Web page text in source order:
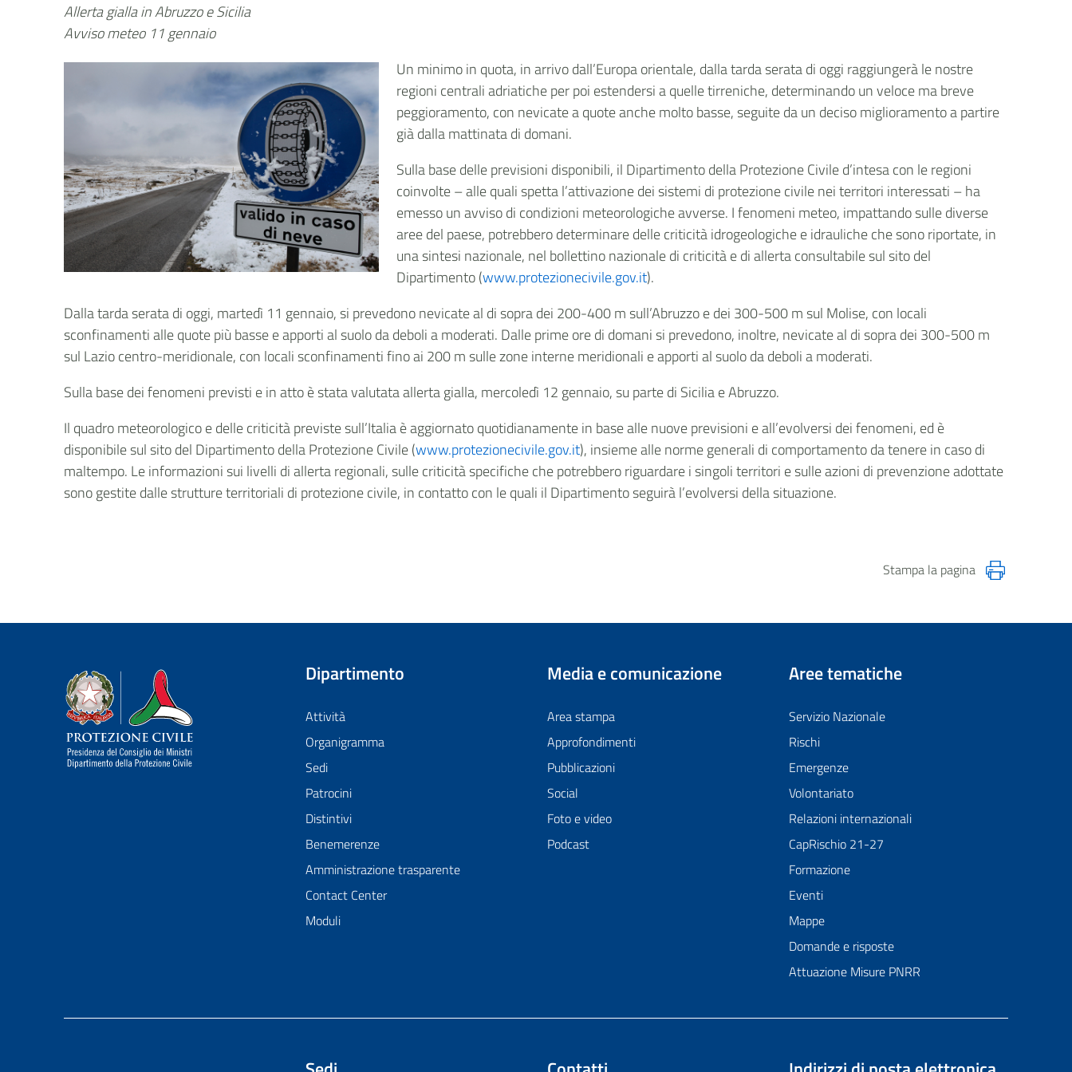
Allerta gialla in Abruzzo e Sicilia
Avviso meteo 11 gennaio
Un minimo in quota, in arrivo dall’Europa orientale, dalla tarda serata di oggi raggiungerà le nostre
regioni centrali adriatiche per poi estendersi a quelle tirreniche, determinando un veloce ma breve
peggioramento, con nevicate a quote anche molto basse, seguite da un deciso miglioramento a partire
già dalla mattinata di domani.
Sulla base delle previsioni disponibili, il Dipartimento della Protezione Civile d’intesa con le regioni
coinvolte – alle quali spetta l’attivazione dei sistemi di protezione civile nei territori interessati – ha
emesso un avviso di condizioni meteorologiche avverse. I fenomeni meteo, impattando sulle diverse
aree del paese, potrebbero determinare delle criticità idrogeologiche e idrauliche che sono riportate, in
una sintesi nazionale, nel bollettino nazionale di criticità e di allerta consultabile sul sito del
Dipartimento (www.protezionecivile.gov.it).
Dalla tarda serata di oggi, martedì 11 gennaio, si prevedono nevicate al di sopra dei 200-400 m sull’Abruzzo e dei 300-500 m sul Molise, con locali
sconfinamenti alle quote più basse e apporti al suolo da deboli a moderati. Dalle prime ore di domani si prevedono, inoltre, nevicate al di sopra dei 300-500 m
sul Lazio centro-meridionale, con locali sconfinamenti fino ai 200 m sulle zone interne meridionali e apporti al suolo da deboli a moderati.
Sulla base dei fenomeni previsti e in atto è stata valutata allerta gialla, mercoledì 12 gennaio, su parte di Sicilia e Abruzzo.
Il quadro meteorologico e delle criticità previste sull’Italia è aggiornato quotidianamente in base alle nuove previsioni e all’evolversi dei fenomeni, ed è
disponibile sul sito del Dipartimento della Protezione Civile (www.protezionecivile.gov.it), insieme alle norme generali di comportamento da tenere in caso di
maltempo. Le informazioni sui livelli di allerta regionali, sulle criticità specifiche che potrebbero riguardare i singoli territori e sulle azioni di prevenzione adottate
sono gestite dalle strutture territoriali di protezione civile, in contatto con le quali il Dipartimento seguirà l’evolversi della situazione.
Stampa la pagina
Dipartimento della Protezione Civile
Dipartimento
Attività
Organigramma
Sedi
Patrocini
Distintivi
Benemerenze
Amministrazione trasparente
Contact Center
Moduli
Media e comunicazione
Area stampa
Approfondimenti
Pubblicazioni
Social
Foto e video
Podcast
Aree tematiche
Servizio Nazionale
Rischi
Emergenze
Volontariato
Relazioni internazionali
CapRischio 21-27
Formazione
Eventi
Mappe
Domande e risposte
Attuazione Misure PNRR